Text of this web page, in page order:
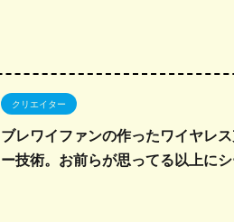
クリエイター
ブレワイファンの作ったワイヤレ
ー技術。お前らが思ってる以上にシ